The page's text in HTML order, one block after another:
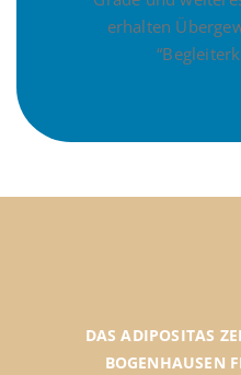
erhalten
DAS ADIPOSITAS
BOGENHAUSEN